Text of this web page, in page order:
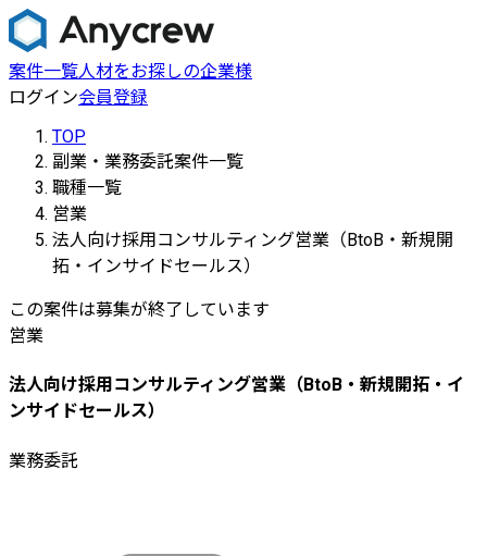
案件一覧人材をお探しの企業様
ログイン会員登録
TOP
副業・業務委託案件一覧
職種一覧
営業
法人向け採用コンサルティング営業（BtoB・新規開
拓・インサイドセールス）
この案件は募集が終了しています
営業
法人向け採用コンサルティング営業（BtoB・新規開拓・イ
ンサイドセールス）
業務委託